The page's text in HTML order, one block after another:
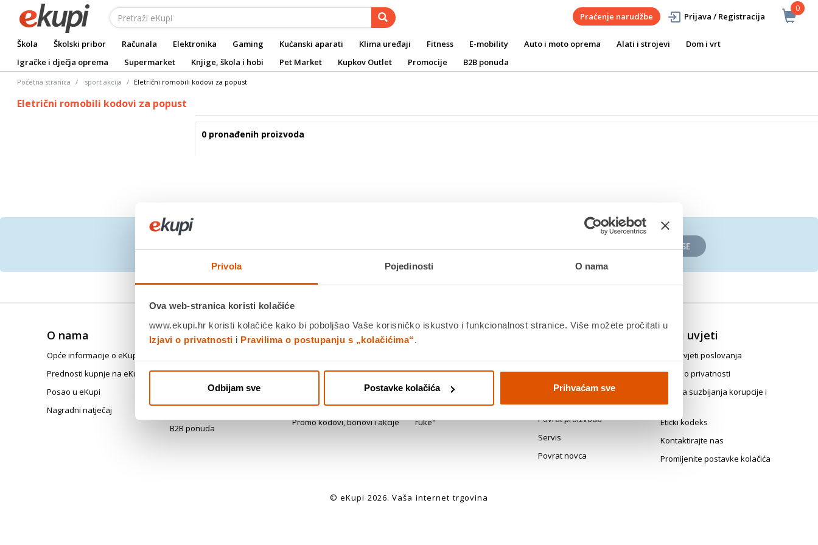
Privola Pojedinosti O nama
Ova web-stranica koristi kolačiće
www.ekupi.hr koristi kolačiće kako bi poboljšao Vaše korisničko iskustvo i funkcionalnost stranice. Više možete pročitati u
Izjavi o privatnosti i Pravilima o postupanju s „kolačićima“.
Odbijam sve Postavke kolačića Prihvaćam sve
0
Praćenje narudžbe Prijava / Registracija
Škola Školski pribor Računala Elektronika Gaming Kućanski aparati Klima uređaji Fitness E-mobility Auto i moto oprema Alati i strojevi
Dom i vrt
Igračke i dječja oprema
Supermarket Knjige, škola i hobi Pet Market Kupkov Outlet Promocije B2B ponuda
Početna stranica sport akcija Eletrični romobili kodovi za popust
Eletrični romobili kodovi za popust
0 pronađenih proizvoda
Prijavite se na besplatni newsletter PRIJAVITE SE
O nama
Opće informacije o eKupi
Prednosti kupnje na eKupi
Posao u eKupi
Nagradni natječaj
Trebate pomoć?
Registracija i korisnički račun
Tehničke poteškoće
B2B ponuda
Plaćanje
Naručivanje i proces kupnje
Računi (maloprodajni, R1, e-
računi)
Promo kodovi, bonovi i akcije
Dostava u stan
PickUp i Paketomat
ruke"
Povrat, zamjena i
Izjava za jednostrani raskid
ugovora
Povrat proizvoda
Servis
Povrat novca
Opći uvjeti
Opći uvjeti poslovanja
Izjava o privatnosti
Politika suzbijanja korupcije i
mita
Etički kodeks
Kontaktirajte nas
Promijenite postavke kolačića
© eKupi 2026. Vaša internet trgovina